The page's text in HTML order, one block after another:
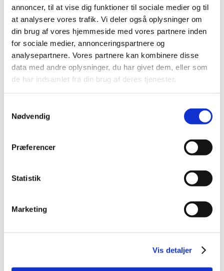
annoncer, til at vise dig funktioner til sociale medier og til
at analysere vores trafik. Vi deler også oplysninger om
din brug af vores hjemmeside med vores partnere inden
for sociale medier, annonceringspartnere og
analysepartnere. Vores partnere kan kombinere disse
data med andre oplysninger, du har givet dem, eller som
de har indsamlet fra din brug af deres tjenester.
Nødvendig
Præferencer
Statistik
Marketing
Vis detaljer
2014 (44)
december (3)
november (3)
oktober (1)
september (7)
maj (2)
februar (6)
2013 (49)
2011 (13)
2009 (14)